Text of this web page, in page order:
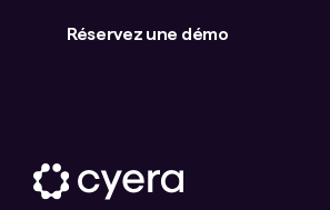
Réservez une démo